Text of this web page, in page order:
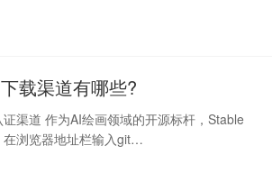
载渠道有哪些?
渠道 作为AI绘画领域的开源标杆，Stable
在浏览器地址栏输入git…